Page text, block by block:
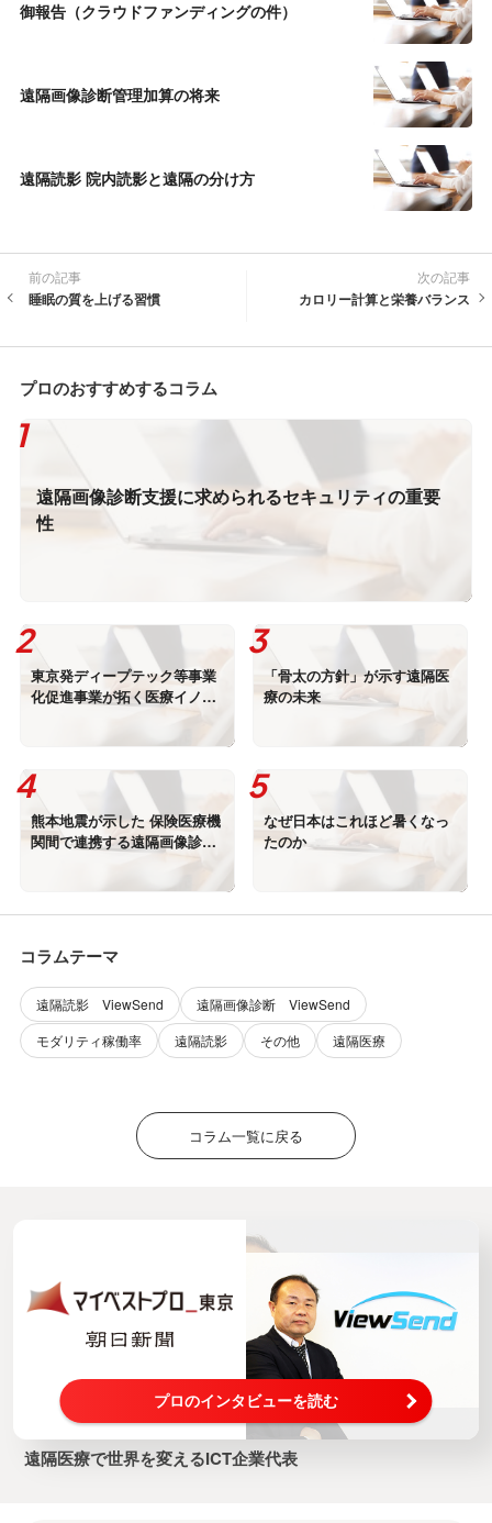
御報告（クラウドファンディングの件）
遠隔画像診断管理加算の将来
遠隔読影 院内読影と遠隔の分け方
前の記事
睡眠の質を上げる習慣
次の記事
カロリー計算と栄養バランス
プロのおすすめするコラム
遠隔画像診断支援に求められるセキュリティの重要
性
東京発ディープテック等事業
化促進事業が拓く医療イノベ
「骨太の方針」が示す遠隔医
療の未来
熊本地震が示した 保険医療機
関間で連携する遠隔画像診断
なぜ日本はこれほど暑くなっ
たのか
コラムテーマ
遠隔読影 ViewSend
遠隔画像診断 ViewSend
モダリティ稼働率
遠隔読影 その他 遠隔医療
コラム一覧に戻る
プロのインタビューを読む
遠隔医療で世界を変えるICT企業代表